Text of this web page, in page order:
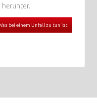
herunter.
bei einem Unfall zu tun ist